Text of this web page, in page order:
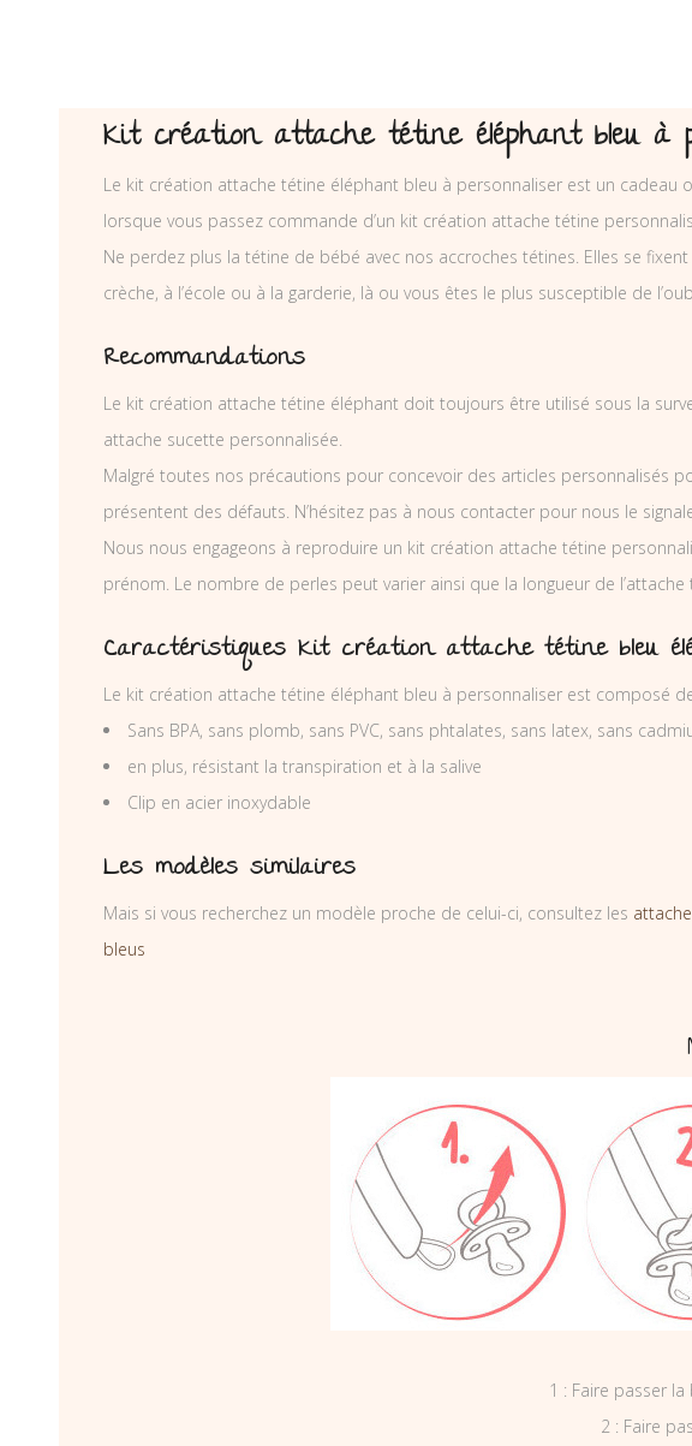
Kit création attache tétine éléphant bleu à
Le kit création attache tétine éléphant bleu à personnaliser est un cadeau
lorsque vous passez commande d’un kit création attache tétine
Ne perdez plus la tétine de bébé avec nos accroches tétines. Elles se
crèche, à l’école ou à la garderie, là ou vous êtes le plus susceptible de
Recommandations
Le kit création attache tétine éléphant doit toujours être utilisé sous la
attache sucette personnalisée.
Malgré toutes nos précautions pour concevoir des articles personnalisés
présentent des défauts. N’hésitez pas à nous contacter pour nous le
Nous nous engageons à reproduire un kit création attache tétine
prénom. Le nombre de perles peut varier ainsi que la longueur de
Caractéristiques Kit création attache tétine bleu
Le kit création attache tétine éléphant bleu à personnaliser est composé
Sans BPA, sans plomb, sans PVC, sans phtalates, sans latex, sans
en plus, résistant la transpiration et à la salive
Clip en acier inoxydable
Les modèles similaires
Mais si vous recherchez un modèle proche de celui-ci, consultez les
bleus
1 : Faire passer
2 : Faire